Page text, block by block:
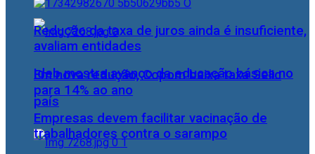
Ideb mostra avanço da educação básica no
país
Redução da taxa de juros ainda é insuficiente,
avaliam entidades
Em nova redução, Copom baixa taxa Selic
para 14% ao ano
Empresas devem facilitar vacinação de
trabalhadores contra o sarampo